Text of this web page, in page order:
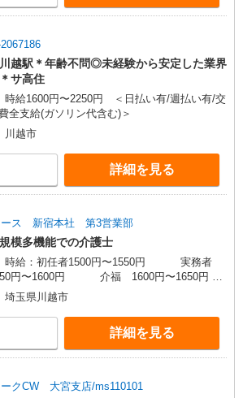
夜間（〜8:00、18:00〜）：時給1,900円〜 ＊
時給 ◎キャンセル手当：職務時給の60％支給
越駅＊年齢不問◎未経験から安定した業界
サ高住
時給1600円〜2250円 ＜日払い有/週払い有/交
全支給(ガソリン代含む)＞
川越市
詳細を見る
ース 新宿本社 第3営業部
模多機能での介護士
時給：初任者1500円〜1550円 実務者
円〜1600円 介福 1600円〜1650円 ※
・経験による
埼玉県川越市
詳細を見る
ークCW 大宮支店/ms110101